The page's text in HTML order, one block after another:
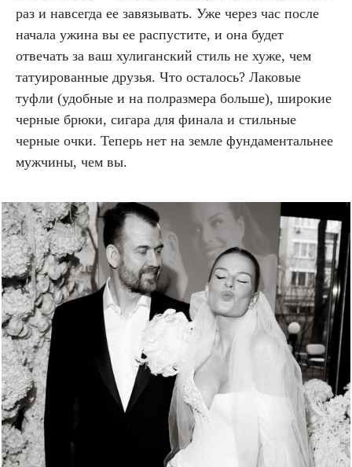
раз и навсегда ее завязывать. Уже через час после
начала ужина вы ее распустите, и она будет
отвечать за ваш хулиганский стиль не хуже, чем
татуированные друзья. Что осталось? Лаковые
туфли (удобные и на полразмера больше), широкие
черные брюки, сигара для финала и стильные
черные очки. Теперь нет на земле фундаментальнее
мужчины, чем вы.